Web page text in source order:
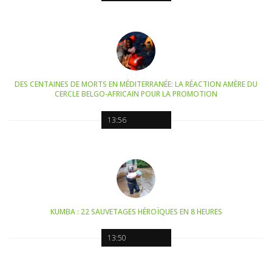
13:56
DES CENTAINES DE MORTS EN MÉDITERRANÉE: LA RÉACTION AMÈRE DU
CERCLE BELGO-AFRICAIN POUR LA PROMOTION
13:50
KUMBA : 22 SAUVETAGES HÉROÏQUES EN 8 HEURES